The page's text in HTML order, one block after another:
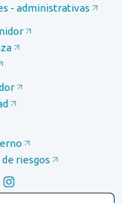
- administrativas
riesgos